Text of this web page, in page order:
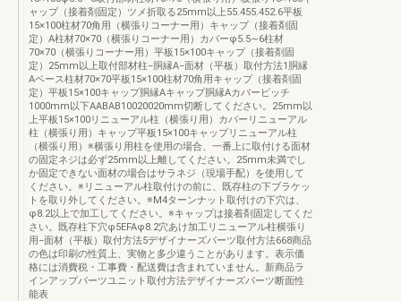
ャップ（接着剤固定）ツメ折取る25mm以上55.455.452.6平板
15×100柱材70角用（横張りコーナー用）キャップ（接着剤固
定）A柱材70×70（横張りコーナー用）カバーφ5.5∼6柱材
70×70（横張りコーナー用）平板15×100キャップ（接着剤固
定）25mm以上取付部材柱−胴縁A−面材（平板）取付方法1胴縁
Aベース柱材70×70平板15×100柱材70角用キャップ（接着剤固
定）平板15×100キャップ胴縁Aキャップ胴縁Aカバーピッチ
1000mm以下AABAB10020020mm切断してください。25mm以
上平板15×100リニューアル柱（横張り用）カバーリニューアル
柱（横張り用）キャップ平板15×100キャップリニューアル柱
（横張り用）※横張り用柱を使用の場合、一番上に取付ける面材
の固定ネジは必ず25mm以上離してください。25mm未満でし
か固定できない面材の場合はサラネジ（現場手配）を使用して
ください。※リニューアル柱取付けの前に、既存柱の下ブラケッ
トを取り外してください。※M4ターンナット取付けの下穴は、
φ8.2以上で加工してください。※キャップは接着剤固定してくだ
さい。既存柱下穴φ5EFAφ8.2穴あけ加工リニューアル柱横張り
用−面材（平板）取付方法5デザイナーズパーツ取付方法668商品
の色は印刷の性質上、実物と多少違うことがあります。表示価
格には消費税・工事費・配送費は含まれていません。新商品ラ
インアップパーツユニット取付方法デザイナーズパーツ断面性
能表